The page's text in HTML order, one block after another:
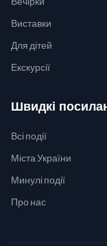
Виставки
Для дітей
Екскурсії
Швидкі
Всі події
Міста України
Минулі події
Про нас